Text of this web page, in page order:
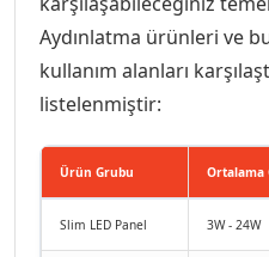
Aydınlatma ürünleri ve
kullanım alanları
listelenmiştir:
Ürün Grubu Ortalama
Slim LED Panel 3W - 24W